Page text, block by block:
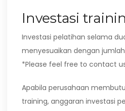
Investasi
Investasi pelatihan selama
menyesuaikan dengan
*Please feel free to contact
Apabila perusahaan
training, anggaran investasi